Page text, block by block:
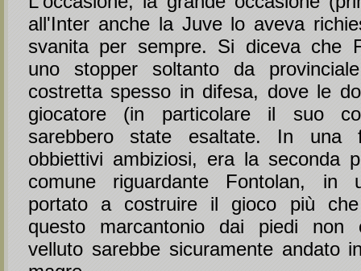
all'Inter anche la Juve lo aveva
svanita per sempre. Si diceva che
uno stopper soltanto da
costretta spesso in difesa, dove le
giocatore (in particolare il suo
sarebbero state esaltate. In una
obbiettivi ambiziosi, era la seconda
comune riguardante Fontolan, in
portato a costruire il gioco più
questo marcantonio dai piedi non
velluto sarebbe sicuramente andato